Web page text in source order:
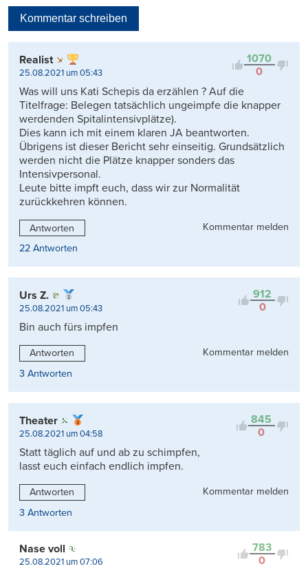
Kontrovers
Kommentar schreiben
1070
0
Realist
25.08.2021 um 05:43
Was will uns Kati Schepis da erzählen ? Auf die
Titelfrage: Belegen tatsächlich ungeimpfe die knapper
werdenden Spitalintensivplätze).
Dies kann ich mit einem klaren JA beantworten.
Übrigens ist dieser Bericht sehr einseitig. Grundsätzlich
werden nicht die Plätze knapper sonders das
Intensivpersonal.
Leute bitte impft euch, dass wir zur Normalität
zurückkehren können.
Antworten
Kommentar melden
22 Antworten
912
0
Urs Z.
25.08.2021 um 05:43
Bin auch fürs impfen
Antworten
Kommentar melden
3 Antworten
845
0
Theater
25.08.2021 um 04:58
Statt täglich auf und ab zu schimpfen,
lasst euch einfach endlich impfen.
Antworten
Kommentar melden
3 Antworten
783
0
Nase voll
25.08.2021 um 07:06